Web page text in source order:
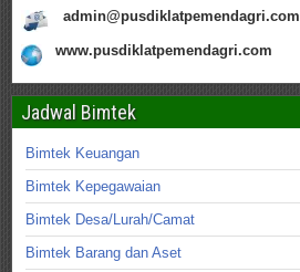
admin@pusdiklatpemendagri.com
www.pusdiklatpemendagri.com
Jadwal Bimtek
Bimtek Keuangan
Bimtek Kepegawaian
Bimtek Desa/Lurah/Camat
Bimtek Barang dan Aset